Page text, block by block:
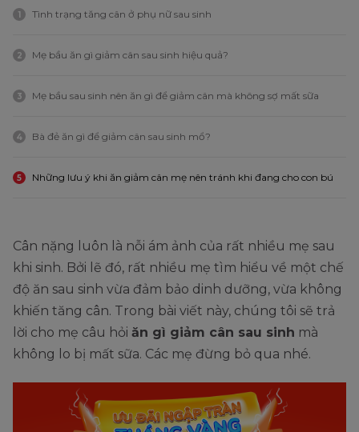
1 Tình trạng tăng cân ở phụ nữ sau sinh
2 Mẹ bầu ăn gì giảm cân sau sinh hiệu quả?
3 Mẹ bầu sau sinh nên ăn gì để giảm cân mà không sợ mất sữa
4 Bà đẻ ăn gì để giảm cân sau sinh mổ?
5 Những lưu ý khi ăn giảm cân mẹ nên tránh khi đang cho con bú
Cân nặng luôn là nỗi ám ảnh của rất nhiều mẹ sau
khi sinh. Bởi lẽ đó, rất nhiều mẹ tìm hiểu về một chế
độ ăn sau sinh vừa đảm bảo dinh dưỡng, vừa không
khiến tăng cân. Trong bài viết này, chúng tôi sẽ trả
lời cho mẹ câu hỏi ăn gì giảm cân sau sinh mà
không lo bị mất sữa. Các mẹ đừng bỏ qua nhé.